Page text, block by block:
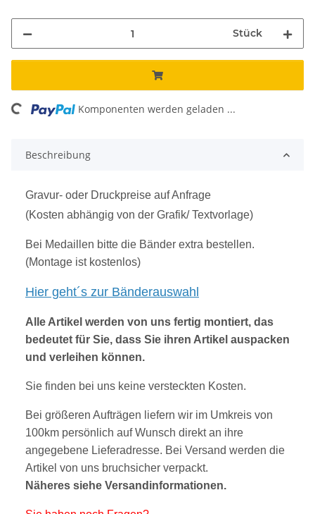
Stück
Komponenten werden geladen ...
Beschreibung
Gravur- oder Druckpreise auf Anfrage
(Kosten abhängig von der Grafik/ Textvorlage)
Bei Medaillen bitte die Bänder extra bestellen.
(Montage ist kostenlos)
Hier geht´s zur Bänderauswahl
Alle Artikel werden von uns fertig montiert, das
bedeutet für Sie, dass Sie ihren Artikel auspacken
und verleihen können.
Sie finden bei uns keine versteckten Kosten.
Bei größeren Aufträgen liefern wir im Umkreis von
100km persönlich auf Wunsch direkt an ihre
angegebene Lieferadresse. Bei Versand werden die
Artikel von uns bruchsicher verpackt.
Näheres siehe Versandinformationen.